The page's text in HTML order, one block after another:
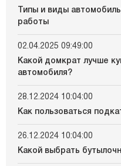
Типы и виды
работы
02.04.2025 09:49:00
Какой домкрат лучше
автомобиля?
28.12.2024 10:04:00
Как пользоваться
26.12.2024 10:04:00
Какой выбрать